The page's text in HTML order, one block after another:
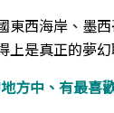
東西海岸、墨
上是真正的夢幻
方中、有最喜